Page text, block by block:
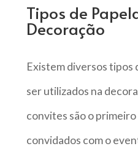
Tipos de
Decoração
Existem diversos tipos
ser utilizados na
convites são o
convidados com o